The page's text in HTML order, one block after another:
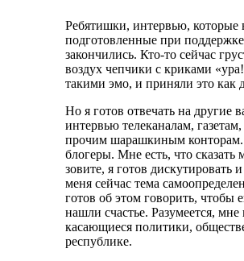
Ребятишки, интервью, которые
подготовленные при
закончились. Кто-то сейчас
воздух чепчики с криками
такими эмо, и приняли это как
Но я готов отвечать на другие
интервью телеканалам,
прочим шарашкиным конторам.
блогеры. Мне есть, что
зовите, я готов дискутировать
меня сейчас тема
готов об этом говорить, чтобы
нашли счастье. Разумеется,
касающиеся политики,
республике.